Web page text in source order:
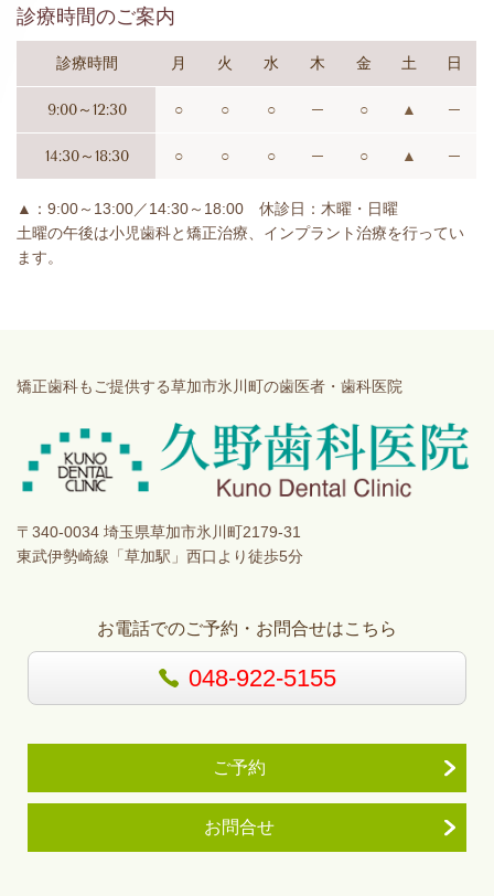
診療時間のご案内
診療時間 月 火 水 木 金 土 日
9:00～12:30 ○ ○ ○ ─ ○ ▲ ─
14:30～18:30 ○ ○ ○ ─ ○ ▲ ─
▲：9:00～13:00／14:30～18:00 休診日：木曜・日曜
土曜の午後は小児歯科と矯正治療、インプラント治療を行ってい
ます。
矯正歯科もご提供する草加市氷川町の歯医者・歯科医院
〒340-0034 埼玉県草加市氷川町2179-31
東武伊勢崎線「草加駅」西口より徒歩5分
お電話でのご予約・お問合せはこちら
048-922-5155
ご予約
お問合せ